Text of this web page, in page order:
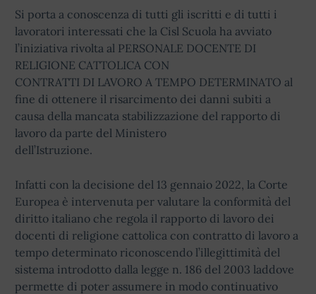
Si porta a conoscenza di tutti gli iscritti e di tutti i
lavoratori interessati che la Cisl Scuola ha avviato
l’iniziativa rivolta al PERSONALE DOCENTE DI
RELIGIONE CATTOLICA CON
CONTRATTI DI LAVORO A TEMPO DETERMINATO al
fine di ottenere il risarcimento dei danni subiti a
causa della mancata stabilizzazione del rapporto di
lavoro da parte del Ministero
dell’Istruzione.
Infatti con la decisione del 13 gennaio 2022, la Corte
Europea è intervenuta per valutare la conformità del
diritto italiano che regola il rapporto di lavoro dei
docenti di religione cattolica con contratto di lavoro a
tempo determinato riconoscendo l’illegittimità del
sistema introdotto dalla legge n. 186 del 2003 laddove
permette di poter assumere in modo continuativo